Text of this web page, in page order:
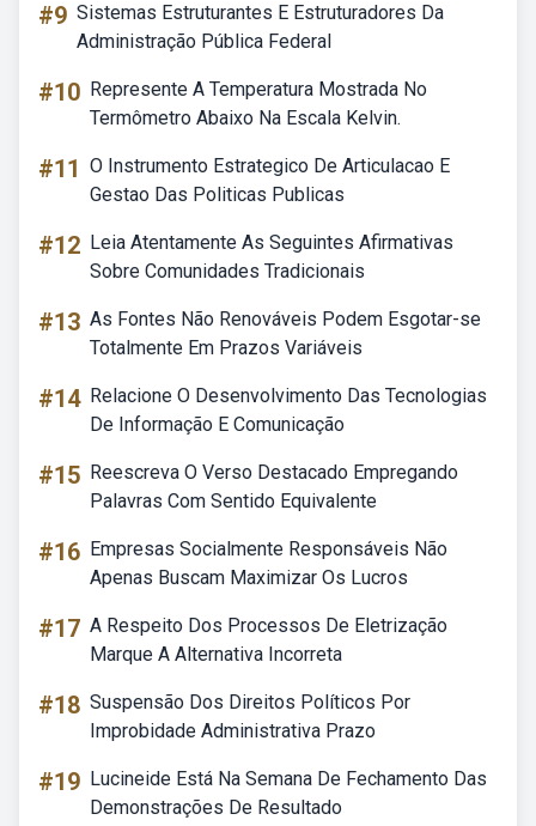
#9 Sistemas Estruturantes E Estruturadores Da
Administração Pública Federal
#10 Represente A Temperatura Mostrada No
Termômetro Abaixo Na Escala Kelvin.
#11 O Instrumento Estrategico De Articulacao E
Gestao Das Politicas Publicas
#12 Leia Atentamente As Seguintes Afirmativas
Sobre Comunidades Tradicionais
#13 As Fontes Não Renováveis Podem Esgotar-se
Totalmente Em Prazos Variáveis
#14 Relacione O Desenvolvimento Das Tecnologias
De Informação E Comunicação
#15 Reescreva O Verso Destacado Empregando
Palavras Com Sentido Equivalente
#16 Empresas Socialmente Responsáveis Não
Apenas Buscam Maximizar Os Lucros
#17 A Respeito Dos Processos De Eletrização
Marque A Alternativa Incorreta
#18 Suspensão Dos Direitos Políticos Por
Improbidade Administrativa Prazo
#19 Lucineide Está Na Semana De Fechamento Das
Demonstrações De Resultado